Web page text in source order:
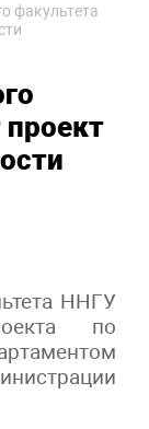
факультета
проект
ННГУ
по